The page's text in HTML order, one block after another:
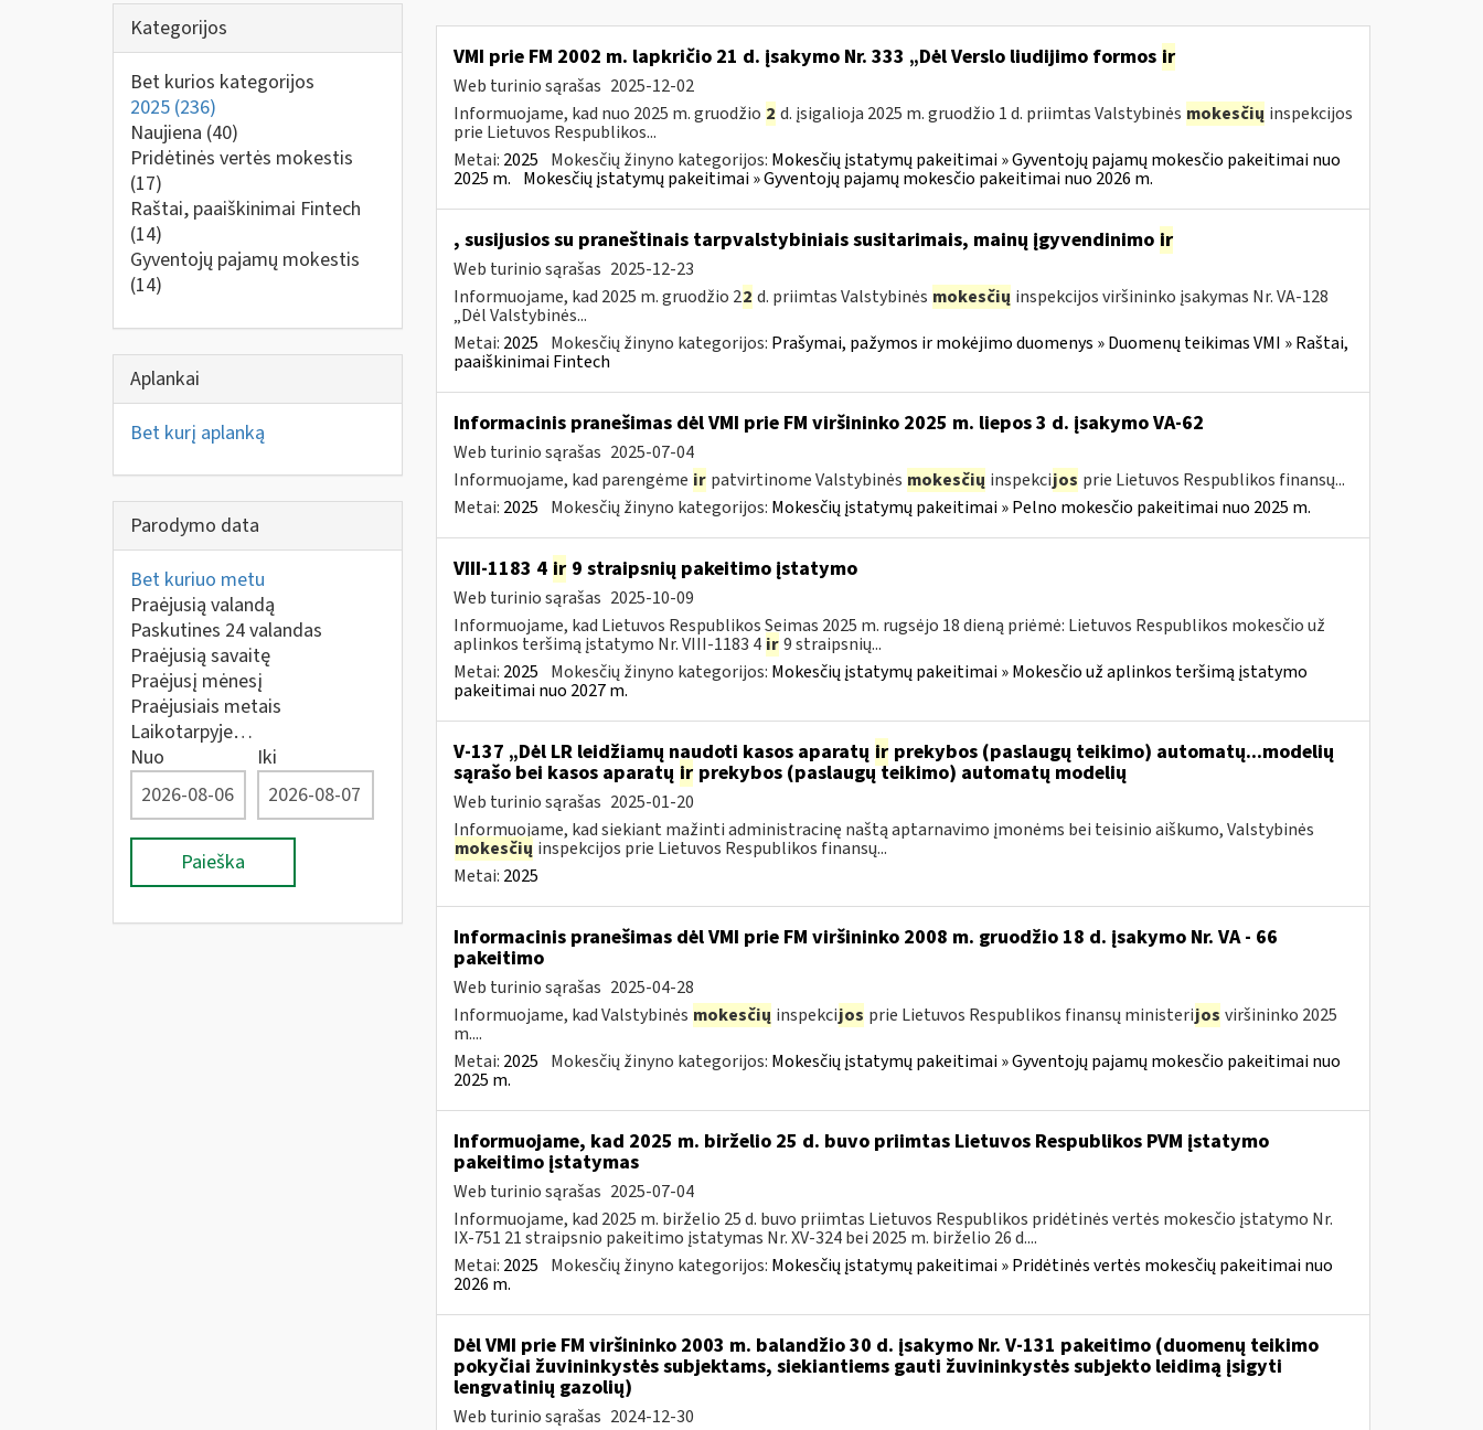
Kategorijos
Bet kurios kategorijos
2025 (236)
Naujiena (40)
Pridėtinės vertės mokestis
(17)
Raštai, paaiškinimai Fintech
(14)
Gyventojų pajamų mokestis
(14)
Aplankai
Bet kurį aplanką
Parodymo data
Bet kuriuo metu
Praėjusią valandą
Paskutines 24 valandas
Praėjusią savaitę
Praėjusį mėnesį
Praėjusiais metais
Laikotarpyje…
Nuo
Iki
Paieška
VMI prie FM 2002 m. lapkričio 21 d. įsakymo Nr. 333 „Dėl Verslo liudijimo formos ir
Web turinio sąrašas 2025-12-02
Informuojame, kad nuo 2025 m. gruodžio 2 d. įsigalioja 2025 m. gruodžio 1 d. priimtas Valstybinės mokesčių inspekcijos
prie Lietuvos Respublikos...
Metai: 2025 Mokesčių žinyno kategorijos: Mokesčių įstatymų pakeitimai » Gyventojų pajamų mokesčio pakeitimai nuo
2025 m. Mokesčių įstatymų pakeitimai » Gyventojų pajamų mokesčio pakeitimai nuo 2026 m.
, susijusios su praneštinais tarpvalstybiniais susitarimais, mainų įgyvendinimo ir
Web turinio sąrašas 2025-12-23
Informuojame, kad 2025 m. gruodžio 22 d. priimtas Valstybinės mokesčių inspekcijos viršininko įsakymas Nr. VA-128
„Dėl Valstybinės...
Metai: 2025 Mokesčių žinyno kategorijos: Prašymai, pažymos ir mokėjimo duomenys » Duomenų teikimas VMI » Raštai,
paaiškinimai Fintech
Informacinis pranešimas dėl VMI prie FM viršininko 2025 m. liepos 3 d. įsakymo VA-62
Web turinio sąrašas 2025-07-04
Informuojame, kad parengėme ir patvirtinome Valstybinės mokesčių inspekcijos prie Lietuvos Respublikos finansų...
Metai: 2025 Mokesčių žinyno kategorijos: Mokesčių įstatymų pakeitimai » Pelno mokesčio pakeitimai nuo 2025 m.
VIII-1183 4 ir9 straipsnių pakeitimo įstatymo
Web turinio sąrašas 2025-10-09
Informuojame, kad Lietuvos Respublikos Seimas 2025 m. rugsėjo 18 dieną priėmė: Lietuvos Respublikos mokesčio už
aplinkos teršimą įstatymo Nr. VIII-1183 4 ir 9 straipsnių...
Metai: 2025 Mokesčių žinyno kategorijos: Mokesčių įstatymų pakeitimai » Mokesčio už aplinkos teršimą įstatymo
pakeitimai nuo 2027 m.
V-137 „Dėl LR leidžiamų naudoti kasos aparatų irprekybos (paslaugų teikimo) automatų...modelių
sąrašo bei kasos aparatų irprekybos (paslaugų teikimo) automatų modelių
Web turinio sąrašas 2025-01-20
Informuojame, kad siekiant mažinti administracinę naštą aptarnavimo įmonėms bei teisinio aiškumo, Valstybinės
mokesčių inspekcijos prie Lietuvos Respublikos finansų...
Metai: 2025
Informacinis pranešimas dėl VMI prie FM viršininko 2008 m. gruodžio 18 d. įsakymo Nr. VA - 66
pakeitimo
Web turinio sąrašas 2025-04-28
Informuojame, kad Valstybinės mokesčių inspekcijos prie Lietuvos Respublikos finansų ministerijos viršininko 2025
m....
Metai: 2025 Mokesčių žinyno kategorijos: Mokesčių įstatymų pakeitimai » Gyventojų pajamų mokesčio pakeitimai nuo
2025 m.
Informuojame, kad 2025 m. birželio 25 d. buvo priimtas Lietuvos Respublikos PVM įstatymo
pakeitimo įstatymas
Web turinio sąrašas 2025-07-04
Informuojame, kad 2025 m. birželio 25 d. buvo priimtas Lietuvos Respublikos pridėtinės vertės mokesčio įstatymo Nr.
IX-751 21 straipsnio pakeitimo įstatymas Nr. XV-324 bei 2025 m. birželio 26 d....
Metai: 2025 Mokesčių žinyno kategorijos: Mokesčių įstatymų pakeitimai » Pridėtinės vertės mokesčių pakeitimai nuo
2026 m.
Dėl VMI prie FM viršininko 2003 m. balandžio 30 d. įsakymo Nr. V-131 pakeitimo (duomenų teikimo
pokyčiai žuvininkystės subjektams, siekiantiems gauti žuvininkystės subjekto leidimą įsigyti
lengvatinių gazolių)
Web turinio sąrašas 2024-12-30